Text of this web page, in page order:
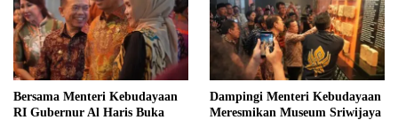
Bersama Menteri Kebudayaan
RI Gubernur Al Haris Buka
Dampingi Menteri Kebudayaan
Meresmikan Museum Sriwijaya